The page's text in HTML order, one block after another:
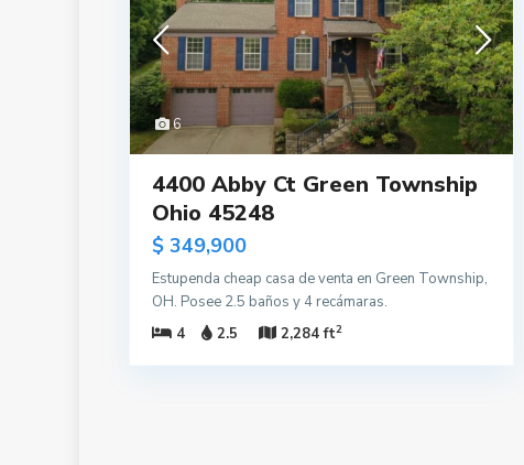
6
4400 Abby Ct Green Township
Ohio 45248
$ 349,900
Estupenda cheap casa de venta en Green Township,
OH. Posee 2.5 baños y 4 recámaras.
4
2.5 2,284 ft2